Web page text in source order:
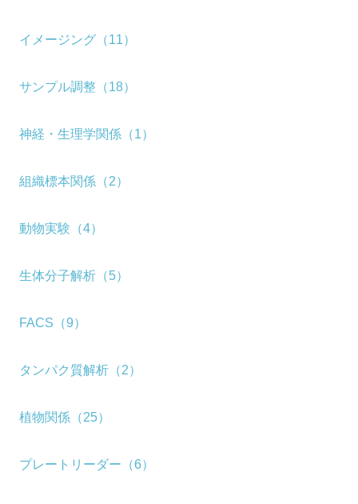
イメージング（11）
サンプル調整（18）
神経・生理学関係（1）
組織標本関係（2）
動物実験（4）
生体分子解析（5）
FACS（9）
タンパク質解析（2）
植物関係（25）
プレートリーダー（6）